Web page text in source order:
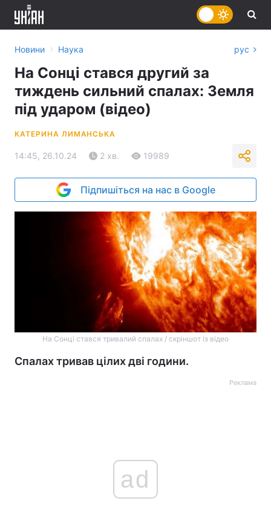
Новини › Наука рус
На Сонці стався другий за
тиждень сильний спалах: Земля
під ударом (відео)
КАТЕРИНА ЛИМАНСЬКА
14:45, 26.10.24 2 хв. 19989
Підпишіться на нас в Google
На Сонці стався тривалий спалах / скріншот із відео
Спалах тривав цілих дві години.
Реклама
ad